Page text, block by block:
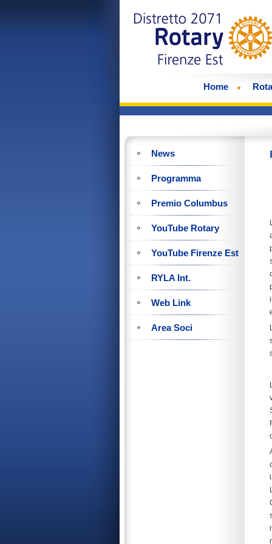
Home
News
Programma
Premio Columbus
YouTube Rotary
YouTube Firenze Est
RYLA Int.
Web Link
Area Soci